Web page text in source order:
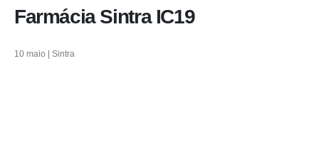
Farmácia Sintra IC19
10 maio | Sintra